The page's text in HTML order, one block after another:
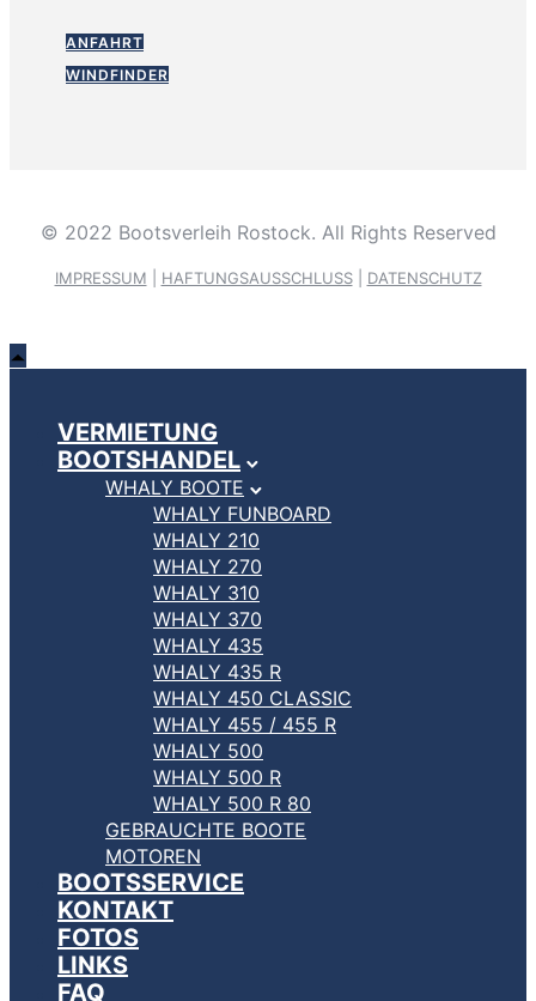
ANFAHRT
WINDFINDER
© 2022 Bootsverleih Rostock. All Rights Reserved
IMPRESSUM HAFTUNGSAUSSCHLUSS| DATENSCHUTZ
VERMIETUNG
BOOTSHANDEL
WHALY BOOTE
WHALY FUNBOARD
WHALY 210
WHALY 270
WHALY 310
WHALY 370
WHALY 435
WHALY 435 R
WHALY 450 CLASSIC
WHALY 455 / 455 R
WHALY 500
WHALY 500 R
WHALY 500 R 80
GEBRAUCHTE BOOTE
MOTOREN
BOOTSSERVICE
KONTAKT
FOTOS
LINKS
FAQ